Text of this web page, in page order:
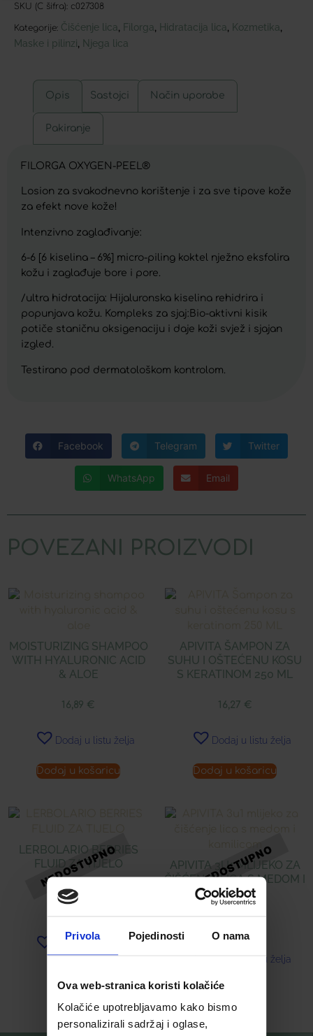
Privola Pojedinosti O nama
Ova web-stranica koristi kolačiće
Kolačiće upotrebljavamo kako bismo
personalizirali sadržaj i oglase,
SKU (C šifra): c027308
Kategorije: Čišćenje lica, Filorga, Hidratacija lica, Kozmetika,
Maske i pilinzi, Njega lica
Opis Sastojci Način uporabe
Pakiranje
FILORGA OXYGEN-PEEL®
Losion za svakodnevno korištenje i za sve tipove kože
za efekt nove kože!
Intenzivno zaglađivanje:
6-6 [6 kiselina – 6%] micro-piling koktel nježno eksfolira
kožu i zaglađuje bore i pore.
/ultra hidratacija: Hijaluronska kiselina rehidrira i
popunjava kožu. Kompleks za sjaj:Bio-aktivni kisik
potiče staničnu oksigenaciju i daje koži svjež i sjajan
izgled.
Testirano pod dermatološkom kontrolom.
Facebook Telegram Twitter
WhatsApp Email
POVEZANI PROIZVODI
MOISTURIZING SHAMPOO
WITH HYALURONIC ACID
& ALOE
16,89 €
Dodaj u listu želja
Dodaj u košaricu
APIVITA ŠAMPON ZA
SUHU I OŠTEĆENU KOSU
S KERATINOM 250 ML
16,27 €
Dodaj u listu želja
Dodaj u košaricu
LERBOLARIO BERRIES
FLUID ZA TIJELO
21,33
Pročitaj više
APIVITA 3U1 MLIJEKO ZA
ČIŠĆENJE LICA S MEDOM I
KAMILICOM
Dodaj u listu želja
Pročitaj više